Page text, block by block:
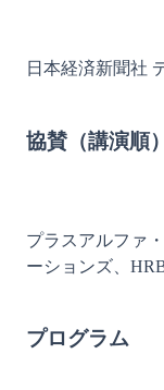
日本経済新聞社
協賛（講演順）
プラスアルファ
ーションズ、
プログラム